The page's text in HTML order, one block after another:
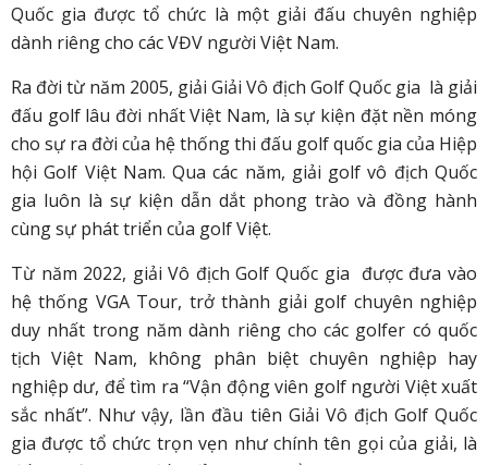
Quốc gia được tổ chức là một giải đấu chuyên nghiệp
dành riêng cho các VĐV người Việt Nam.
Ra đời từ năm 2005, giải Giải Vô địch Golf Quốc gia là giải
đấu golf lâu đời nhất Việt Nam, là sự kiện đặt nền móng
cho sự ra đời của hệ thống thi đấu golf quốc gia của Hiệp
hội Golf Việt Nam. Qua các năm, giải golf vô địch Quốc
gia luôn là sự kiện dẫn dắt phong trào và đồng hành
cùng sự phát triển của golf Việt.
Từ năm 2022, giải Vô địch Golf Quốc gia được đưa vào
hệ thống VGA Tour, trở thành giải golf chuyên nghiệp
duy nhất trong năm dành riêng cho các golfer có quốc
tịch Việt Nam, không phân biệt chuyên nghiệp hay
nghiệp dư, để tìm ra “Vận động viên golf người Việt xuất
sắc nhất”. Như vậy, lần đầu tiên Giải Vô địch Golf Quốc
gia được tổ chức trọn vẹn như chính tên gọi của giải, là